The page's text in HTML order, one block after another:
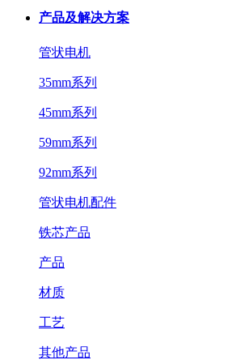
产品及解决方案
管状电机
35mm系列
45mm系列
59mm系列
92mm系列
管状电机配件
铁芯产品
产品
材质
工艺
其他产品